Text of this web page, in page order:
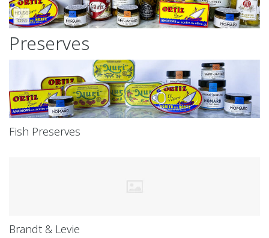
Preserves
Fish Preserves
Brandt & Levie